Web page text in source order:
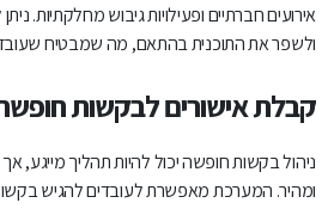
אירועים חברתיים ופעילויות גיבוש מחלקתיות.
ולשפר את התוכנית בהתאם, מה שמבטיח
קבלת אישורים לבקשות
ניהול בקשות חופשה יכול להיות תהליך מייגע,
ומהיר. המערכת מאפשרת לעובדים להגיש